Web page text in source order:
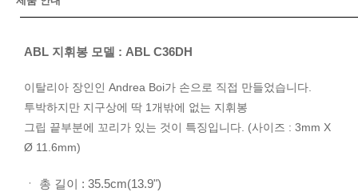
ABL 지휘봉 모델 : ABL C36DH
이탈리아 장인인 Andrea Boi가 손으로 직접 만들었습니다.
투박하지만 지구상에 딱 1개밖에 없는 지휘봉
그립 끝부분에 꼬리가 있는 것이 특징입니다. (사이즈 : 3mm X
Ø 11.6mm)
ㆍ 총 길이 : 35.5cm(13.9")